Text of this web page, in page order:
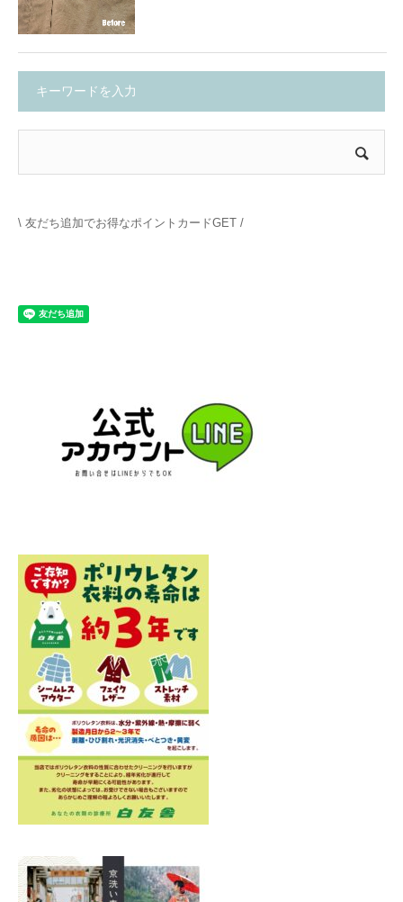
キーワードを入力
\ 友だち追加でお得なポイントカードGET /